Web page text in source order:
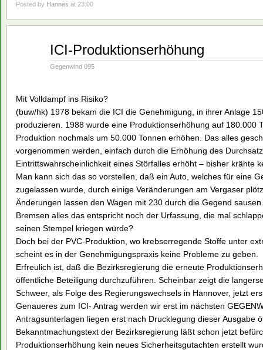
Posted by Hannes at 23:00
ICI-Produktionserhöhung
Gegenwind 095
Mit Volldampf ins Risiko?
(buw/hk) 1978 bekam die ICI die Genehmigung, in ihrer Anlage
produzieren. 1988 wurde eine Produktionserhöhung auf 180.000
Produktion nochmals um 50.000 Tonnen erhöhen. Das alles
vorgenommen werden, einfach durch die Erhöhung des
Eintrittswahrscheinlichkeit eines Störfalles erhöht – bisher krähte
Man kann sich das so vorstellen, daß ein Auto, welches für eine
zugelassen wurde, durch einige Veränderungen am Vergaser
Änderungen lassen den Wagen mit 230 durch die Gegend
Bremsen alles das entspricht noch der Urfassung, die mal
seinen Stempel kriegen würde?
Doch bei der PVC-Produktion, wo krebserregende Stoffe unter
scheint es in der Genehmigungspraxis keine Probleme zu geben.
Erfreulich ist, daß die Bezirksregierung die erneute
öffentliche Beteiligung durchzuführen. Scheinbar zeigt die
Schweer, als Folge des Regierungswechsels in Hannover, jetzt
Genaueres zum ICI- Antrag werden wir erst im nächsten
Antragsunterlagen liegen erst nach Drucklegung dieser Ausgabe
Bekanntmachungstext der Bezirksregierung läßt schon jetzt
Produktionserhöhung kein neues Sicherheitsgutachten erstellt